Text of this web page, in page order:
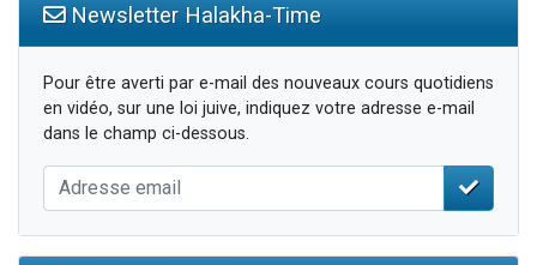
Newsletter Halakha-Time
Pour être averti par e-mail des nouveaux cours quotidiens
en vidéo, sur une loi juive, indiquez votre adresse e-mail
dans le champ ci-dessous.